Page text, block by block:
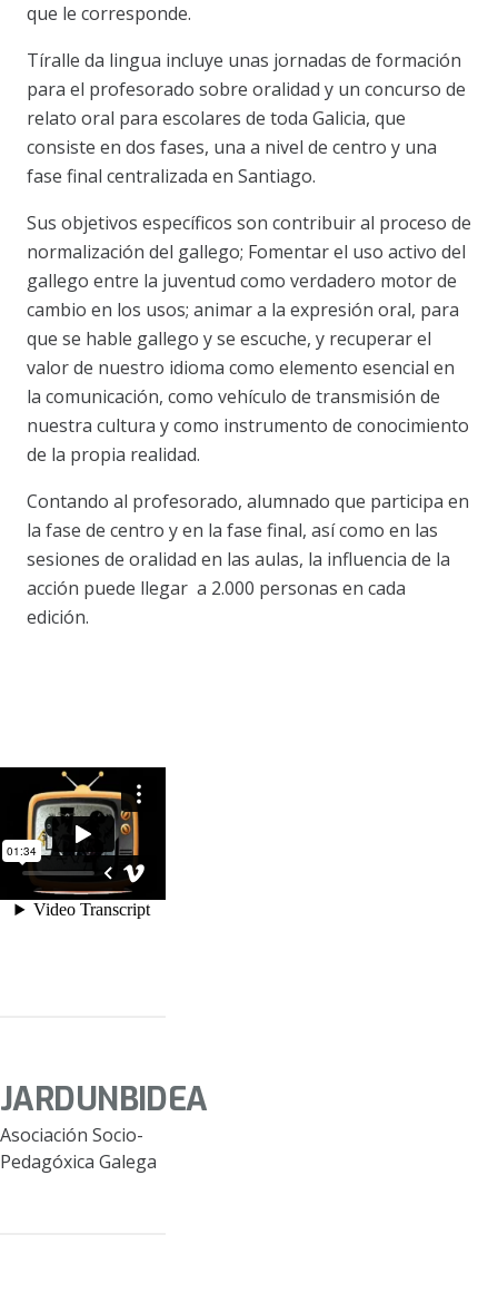
que le corresponde.
Tíralle da lingua incluye unas jornadas de formación
para el profesorado sobre oralidad y un concurso de
relato oral para escolares de toda Galicia, que
consiste en dos fases, una a nivel de centro y una
fase final centralizada en Santiago.
Sus objetivos específicos son contribuir al proceso de
normalización del gallego; Fomentar el uso activo del
gallego entre la juventud como verdadero motor de
cambio en los usos; animar a la expresión oral, para
que se hable gallego y se escuche, y recuperar el
valor de nuestro idioma como elemento esencial en
la comunicación, como vehículo de transmisión de
nuestra cultura y como instrumento de conocimiento
de la propia realidad.
Contando al profesorado, alumnado que participa en
la fase de centro y en la fase final, así como en las
sesiones de oralidad en las aulas, la influencia de la
acción puede llegar a 2.000 personas en cada
edición.
JARDUNBIDEA
Asociación Socio-
Pedagóxica Galega